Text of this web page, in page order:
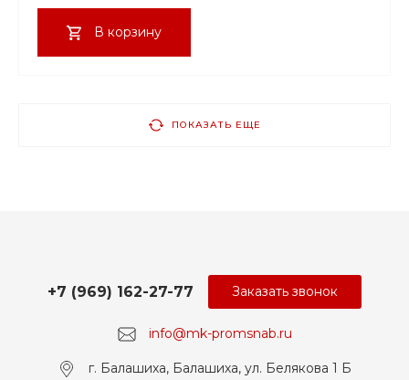
В корзину
ПОКАЗАТЬ ЕЩЕ
info@mk-promsnab.ru
+7 (969) 162-27-77
г. Балашиха, Балашиха, ул. Белякова 1 Б
Заказать звонок